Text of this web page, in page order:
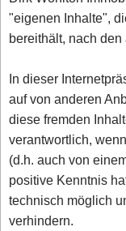
"eigenen Inhalte",
bereithält, nach
In dieser
auf von anderen
diese fremden
verantwortlich,
(d.h. auch von
positive Kenntnis
technisch möglich
verhindern.